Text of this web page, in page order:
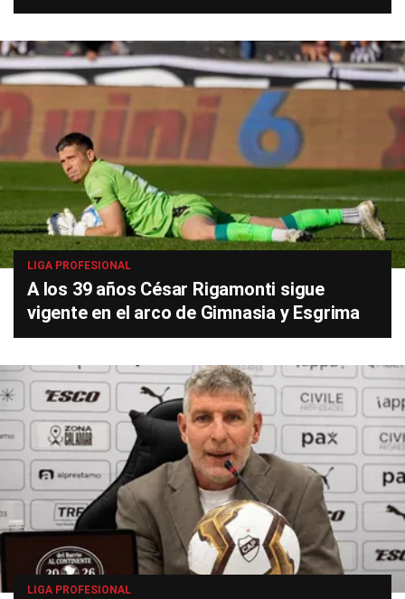
LIGA PROFESIONAL
A los 39 años César Rigamonti sigue
vigente en el arco de Gimnasia y Esgrima
LIGA PROFESIONAL